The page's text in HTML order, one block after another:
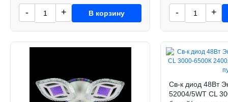
- + В корзину - +
Св-к диод 48Вт
52004/5WT CL